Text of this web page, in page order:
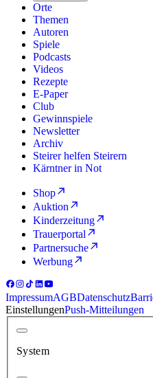
Orte
Themen
Autoren
Spiele
Podcasts
Videos
Rezepte
E-Paper
Club
Gewinnspiele
Newsletter
Archiv
Steirer helfen Steirern
Kärntner in Not
Shop
Auktion
Kinderzeitung
Trauerportal
Partnersuche
Werbung
ImpressumAGBDatenschutz
EinstellungenPush-Mitteilungen
System